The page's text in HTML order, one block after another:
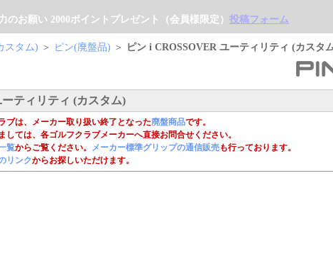
のお願い 2000ポイントプレゼント（会員様限定） 投稿フォーム
スタム) ＞ ピン(廃盤品) ＞ ピン i CROSSOVER ユーティリティ (カスタ
ティリティ (カスタム)
ブは、メーカー取り扱い終了となった廃盤商品です。
しては、各ゴルフクラブメーカーへ直接お問合せください。
覧からご覧ください。 メーカー標準グリップの通信販売も行っております。
リンクからお探しいただけます。